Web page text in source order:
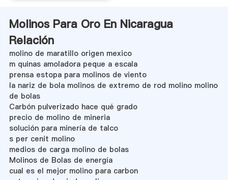
Molinos Para Oro En Nicaragua
Relación
molino de maratillo origen mexico
m quinas amoladora peque a escala
prensa estopa para molinos de viento
la nariz de bola molinos de extremo de rod molino molino
de bolas
Carbón pulverizado hace qué grado
precio de molino de mineria
solución para minería de talco
s per cenit molino
medios de carga molino de bolas
Molinos de Bolas de energía
cual es el mejor molino para carbon